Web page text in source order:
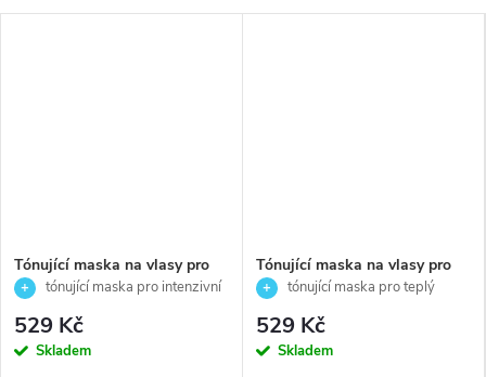
Tónující maska na vlasy pro
jasný růžový nádech (Pink
Professional - 100ml
tónující maska pro intenzivní
529 Kč
Skladem
Tónující maska na vlasy pro
teplý korálový nádech ( Coral
Professional - 100ml
tónující maska pro teplý
529 Kč
Skladem